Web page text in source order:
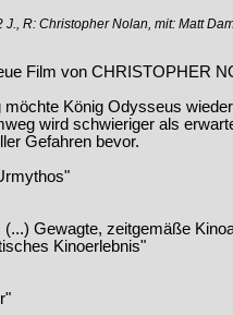
J., R: Christopher Nolan, mit: Matt
Film von CHRISTOPHER
möchte König Odysseus
wird schwieriger als
Gefahren bevor.
Gewagte, zeitgemäße
Kinoerlebnis"